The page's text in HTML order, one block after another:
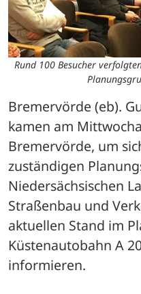
Rund 100 Besucher
Bremervörde (eb).
kamen am
Bremervörde, um
zuständigen
Niedersächsischen
Straßenbau und
aktuellen Stand im
Küstenautobahn A
informieren.